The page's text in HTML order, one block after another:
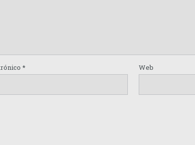
* Web